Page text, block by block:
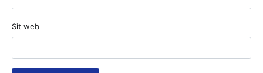
Sit web